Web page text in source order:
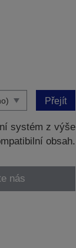
Přejít
systém z výše
obsah.
nás